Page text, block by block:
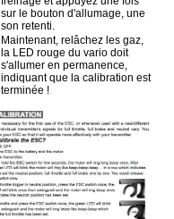
sur le bouton d'allumage, une
son retenti.
Maintenant, relâchez les gaz,
la LED rouge du vario doit
s'allumer en permanence,
indiquant que la calibration est
terminée !